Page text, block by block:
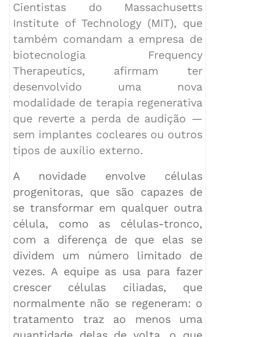
Cientistas do Massachusetts
Institute of Technology (MIT), que
também comandam a empresa de
biotecnologia Frequency
Therapeutics, afirmam ter
desenvolvido uma nova
modalidade de terapia regenerativa
que reverte a perda de audição —
sem implantes cocleares ou outros
tipos de auxílio externo.
A novidade envolve células
progenitoras, que são capazes de
se transformar em qualquer outra
célula, como as células-tronco,
com a diferença de que elas se
dividem um número limitado de
vezes. A equipe as usa para fazer
crescer células ciliadas, que
normalmente não se regeneram: o
tratamento traz ao menos uma